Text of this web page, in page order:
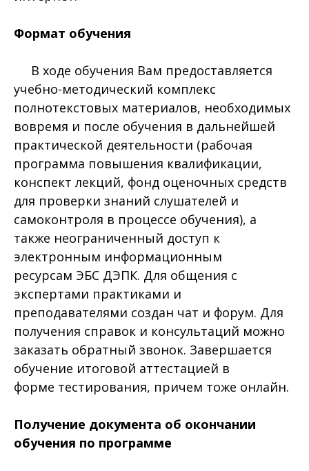
Формат обучения
В ходе обучения Вам предоставляется
учебно-методический комплекс
полнотекстовых материалов, необходимых
вовремя и после обучения в дальнейшей
практической деятельности (рабочая
программа повышения квалификации,
конспект лекций, фонд оценочных средств
для проверки знаний слушателей и
самоконтроля в процессе обучения), а
также неограниченный доступ к
электронным информационным
ресурсам ЭБС ДЭПК. Для общения с
экспертами практиками и
преподавателями создан чат и форум. Для
получения справок и консультаций можно
заказать обратный звонок. Завершается
обучение итоговой аттестацией в
форме тестирования, причем тоже онлайн.
Получение документа об окончании
обучения по программе